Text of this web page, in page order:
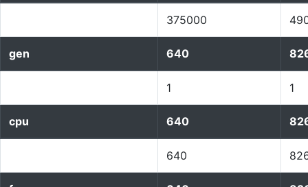
375000
gen 640
1 1
cpu 640
640